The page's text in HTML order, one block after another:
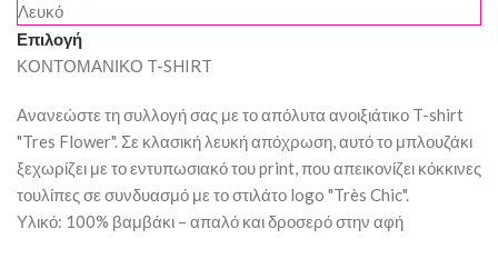
Λευκό
Επιλογή
ΚΟΝΤΟΜΑΝΙΚΟ T-SHIRT
Ανανεώστε τη συλλογή σας με το απόλυτα ανοιξιάτικο T-shirt
"Tres Flower". Σε κλασική λευκή απόχρωση, αυτό το μπλουζάκι
ξεχωρίζει με το εντυπωσιακό του print, που απεικονίζει κόκκινες
τουλίπες σε συνδυασμό με το στιλάτο logo "Très Chic".
Υλικό: 100% βαμβάκι – απαλό και δροσερό στην αφή